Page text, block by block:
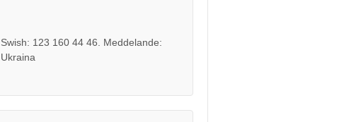
Swish: 123 160 44 46. Meddelande:
Ukraina